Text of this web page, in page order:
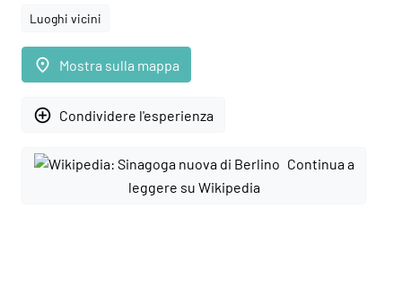
Luoghi vicini
place Mostra sulla mappa
add_circle_outline Condividere l'esperienza
Continua a
leggere su Wikipedia